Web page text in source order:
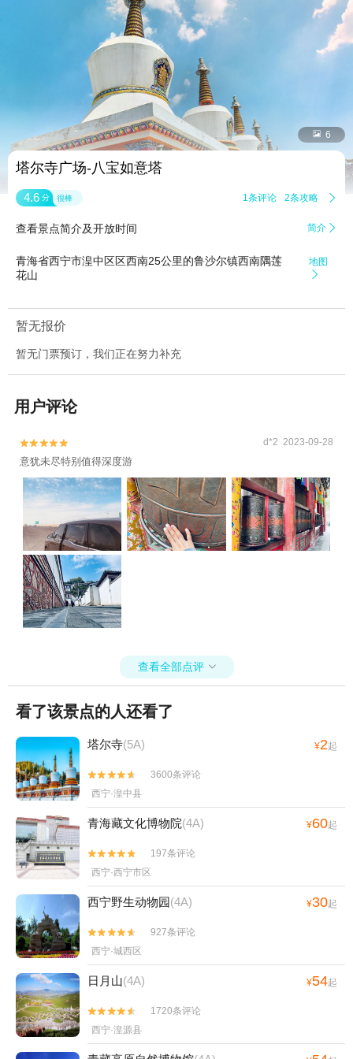
 6
塔尔寺广场-八宝如意塔
4.6 分 很棒 1条评论 2条攻略 
查看景点简介及开放时间 简介 
青海省西宁市湟中区区西南25公里的鲁沙尔镇西南隅莲
花山
地图

暂无报价
暂无门票预订，我们正在努力补充
用户评论

 d*2 2023-09-28
意犹未尽特别值得深度游
查看全部点评 
看了该景点的人还看了
塔尔寺(5A) ¥2起


3600条评论
西宁·湟中县
青海藏文化博物院(4A) ¥60起


197条评论
西宁·西宁市区
西宁野生动物园(4A) ¥30起


927条评论
西宁·城西区
日月山(4A) ¥54起


1720条评论
西宁·湟源县